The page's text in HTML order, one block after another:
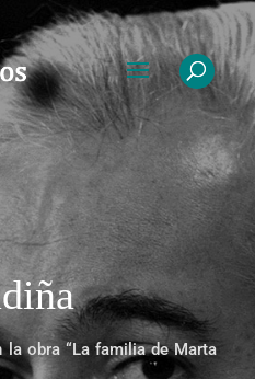
la obra “La familia de Marta